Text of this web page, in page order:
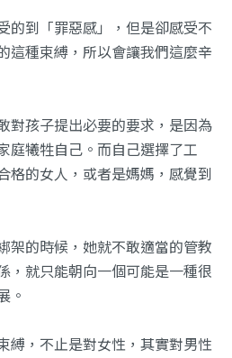
的到「罪惡感」，但是卻感受不
這種束縛，所以會讓我們這麼辛
對孩子提出必要的要求，是因為
庭犧牲自己。而自己選擇了工
格的女人，或者是媽媽，感覺到
架的時候，她就不敢適當的管教
，就只能朝向一個可能是一種很
。
縛，不止是對女性，其實對男性